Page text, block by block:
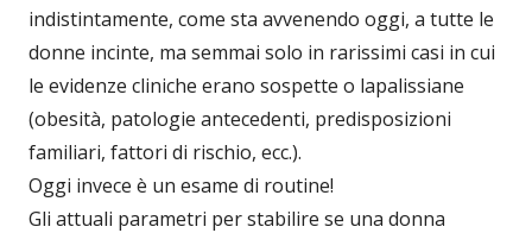
indistintamente, come sta avvenendo oggi, a tutte le
donne incinte, ma semmai solo in rarissimi casi in cui
le evidenze cliniche erano sospette o lapalissiane
(obesità, patologie antecedenti, predisposizioni
familiari, fattori di rischio, ecc.).
Oggi invece è un esame di routine!
Gli attuali parametri per stabilire se una donna